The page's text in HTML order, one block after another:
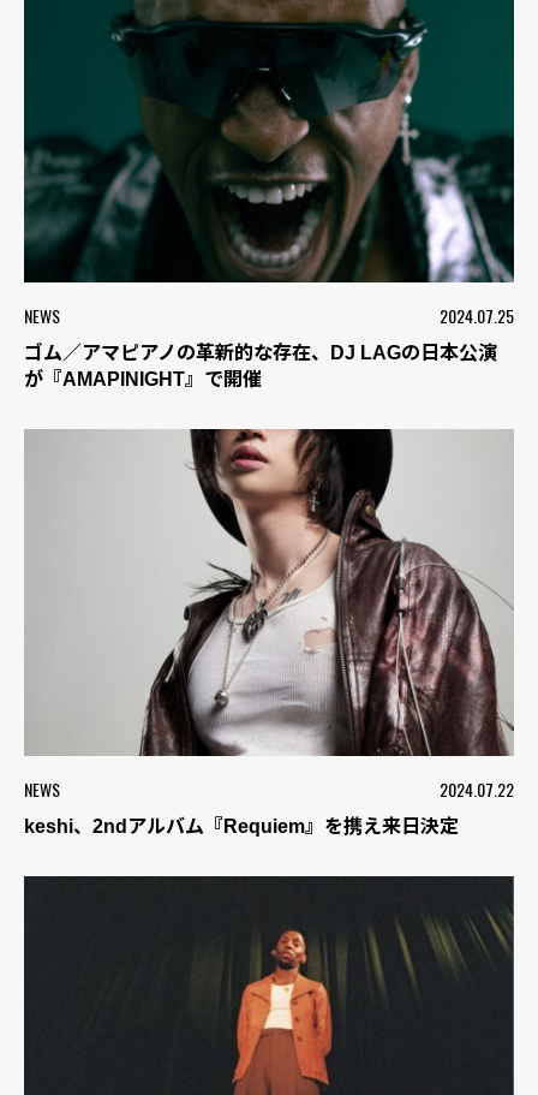
NEWS 2024.07.25
ゴム／アマピアノの革新的な存在、DJ LAGの日本公演
が『AMAPINIGHT』で開催
NEWS 2024.07.22
keshi、2ndアルバム『Requiem』を携え来日決定